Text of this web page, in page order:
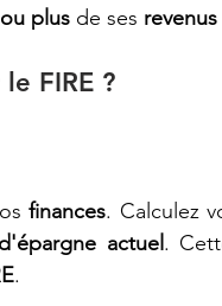
plus de ses
FIRE ?
finances. Calculez
actuel.
.